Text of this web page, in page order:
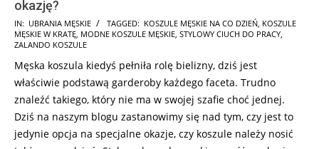
okazję?
2025-
07-
IN: UBRANIA MĘSKIE TAGGED: KOSZULE MĘSKIE NA CO DZIEŃ KOSZULE
MĘSKIE W KRATĘ MODNE KOSZULE MĘSKIE STYLOWY CIUCH DO PRACY
ZALANDO KOSZULE
Męska koszula kiedyś pełniła rolę bielizny, dziś jest
właściwie podstawą garderoby każdego faceta. Trudno
znaleźć takiego, który nie ma w swojej szafie choć jednej.
Dziś na naszym blogu zastanowimy się nad tym, czy jest to
jedynie opcja na specjalne okazje, czy koszule należy nosić